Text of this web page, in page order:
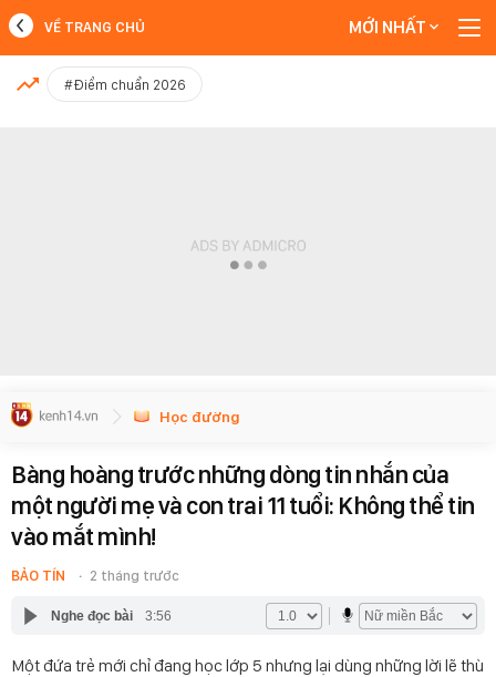
MỚI NHẤT
VỀ TRANG CHỦ MỚI NHẤT
#Điểm chuẩn 2026
Học đường
Bàng hoàng trước những dòng tin nhắn của
một người mẹ và con trai 11 tuổi: Không thể tin
vào mắt mình!
BẢO TÍN 2 tháng trước
Nghe đọc bài 3:56
Một đứa trẻ mới chỉ đang học lớp 5 nhưng lại dùng những lời lẽ thù